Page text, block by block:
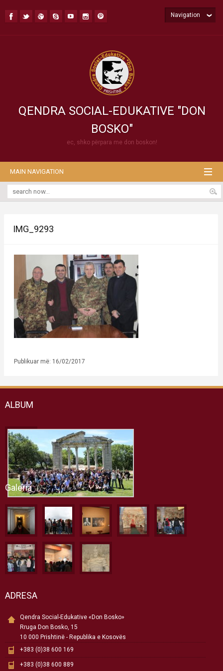
QENDRA SOCIAL-EDUKATIVE "DON
BOSKO"
ec, shko përpara me don boskon!
Navigation
MAIN NAVIGATION
IMG_9293
Publikuar më: 16/02/2017
ALBUM
Galeria
ADRESA
Qendra Social-Edukative «Don Bosko»
Rruga Don Bosko, 15
10 000 Prishtinë - Republika e Kosovës
+383 (0)38 600 169
+383 (0)38 600 889